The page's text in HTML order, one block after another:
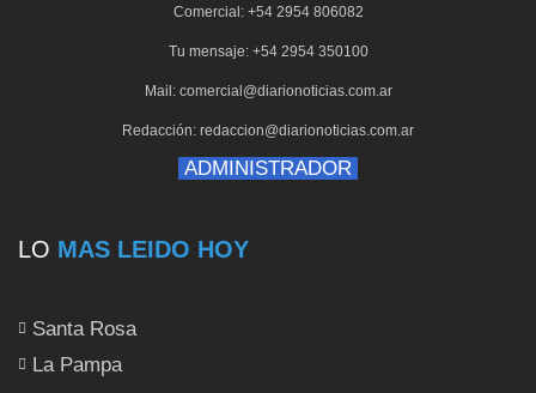
Comercial: +54 2954 806082
Tu mensaje: +54 2954 350100
Mail: comercial@diarionoticias.com.ar
Redacción: redaccion@diarionoticias.com.ar
ADMINISTRADOR
LO MAS LEIDO HOY
Santa Rosa
La Pampa